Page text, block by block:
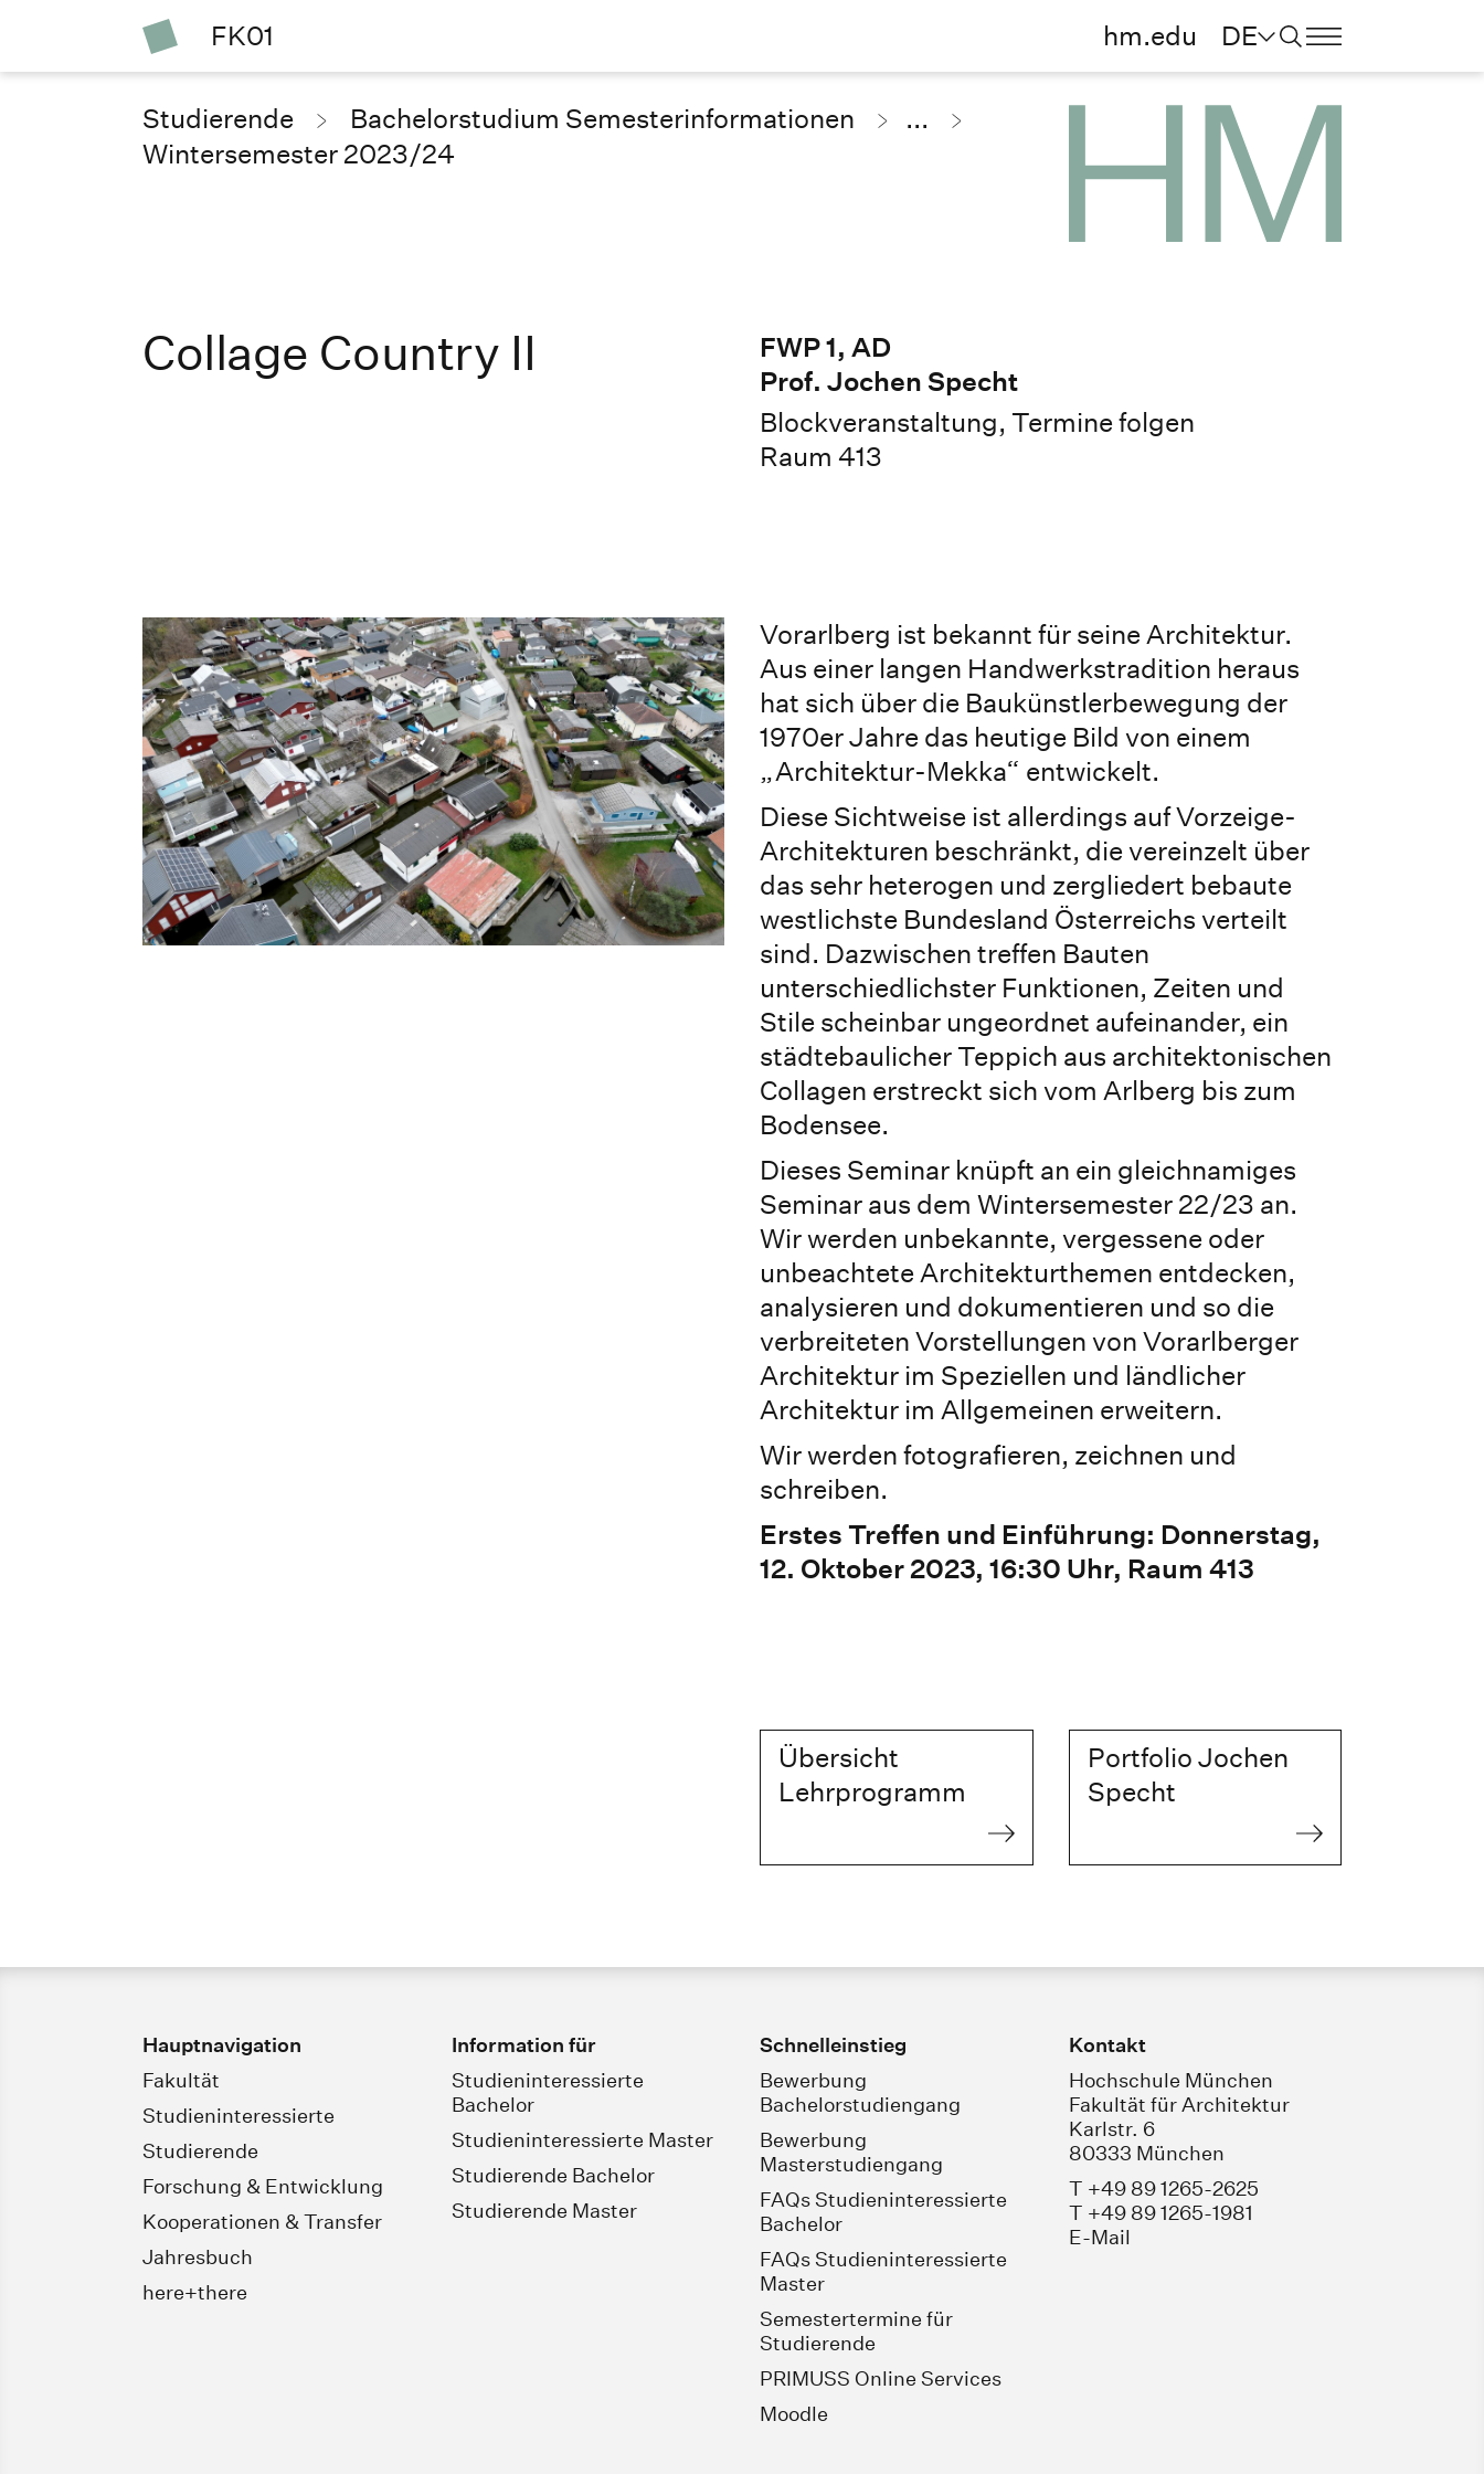
FK01 hm.edu DE
Studierende Bachelorstudium Semesterinformationen
...
Wintersemester 2023/24
Collage Country II
FWP 1, AD
Prof. Jochen Specht
Blockveranstaltung, Termine folgen
Raum 413
Vorarlberg ist bekannt für seine Architektur.
Aus einer langen Handwerkstradition heraus
hat sich über die Baukünstlerbewegung der
1970er Jahre das heutige Bild von einem
„Architektur-Mekka“ entwickelt.
Diese Sichtweise ist allerdings auf Vorzeige-
Architekturen beschränkt, die vereinzelt über
das sehr heterogen und zergliedert bebaute
westlichste Bundesland Österreichs verteilt
sind. Dazwischen treffen Bauten
unterschiedlichster Funktionen, Zeiten und
Stile scheinbar ungeordnet aufeinander, ein
städtebaulicher Teppich aus architektonischen
Collagen erstreckt sich vom Arlberg bis zum
Bodensee.
Dieses Seminar knüpft an ein gleichnamiges
Seminar aus dem Wintersemester 22/23 an.
Wir werden unbekannte, vergessene oder
unbeachtete Architekturthemen entdecken,
analysieren und dokumentieren und so die
verbreiteten Vorstellungen von Vorarlberger
Architektur im Speziellen und ländlicher
Architektur im Allgemeinen erweitern.
Wir werden fotografieren, zeichnen und
schreiben.
Erstes Treffen und Einführung: Donnerstag,
12. Oktober 2023, 16:30 Uhr, Raum 413
Übersicht
Lehrprogramm
Portfolio Jochen
Specht
Hauptnavigation
Fakultät
Studieninteressierte
Studierende
Forschung & Entwicklung
Kooperationen & Transfer
Jahresbuch
here+there
Information für
Studieninteressierte
Bachelor
Studieninteressierte Master
Studierende Bachelor
Studierende Master
Schnelleinstieg
Bewerbung
Bachelorstudiengang
Bewerbung
Masterstudiengang
FAQs Studieninteressierte
Bachelor
FAQs Studieninteressierte
Master
Semestertermine für
Studierende
PRIMUSS Online Services
Moodle
Kontakt
Hochschule München
Fakultät für Architektur
Karlstr. 6
80333 München
T +49 89 1265-2625
T +49 89 1265-1981
E-Mail